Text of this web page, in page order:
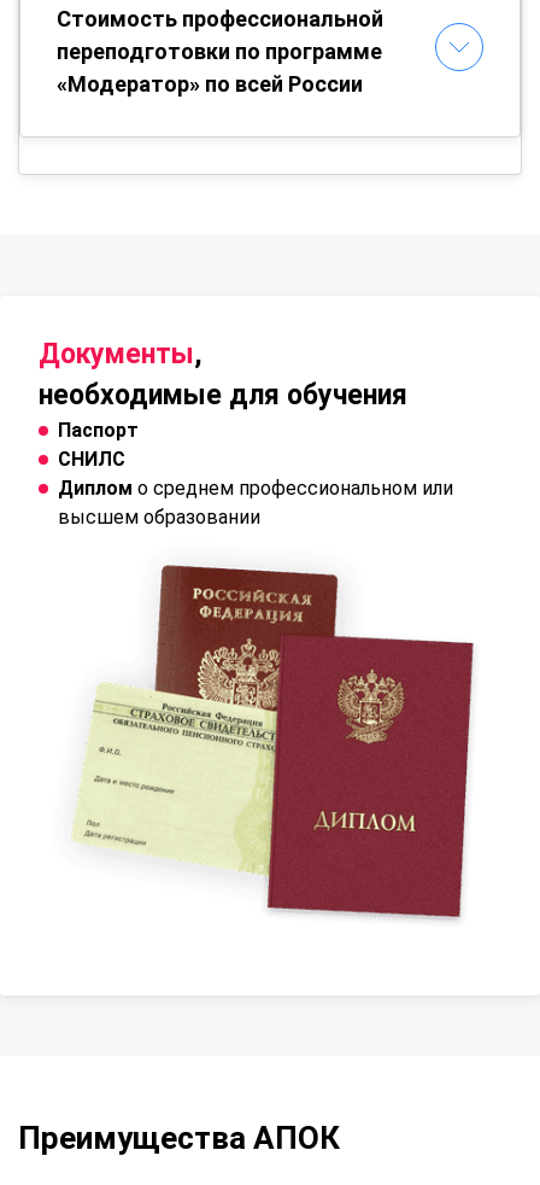
Стоимость профессиональной
переподготовки по программе
«Модератор» по всей России
Документы,
необходимые для обучения
Паспорт
СНИЛС
Диплом о среднем профессиональном или
высшем образовании
Преимущества АПОК